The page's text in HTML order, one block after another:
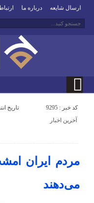
ارسال شایعه درباره ما
کد خبر : 9295 تاریخ انتشار :
آخرین اخبار
مردم ایران
می‌دهند